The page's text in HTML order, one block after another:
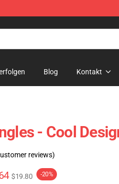
Blog Kontakt
- Cool
reviews)
$19.80 -20%